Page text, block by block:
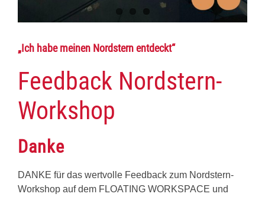
„Ich habe meinen Nordstern entdeckt“
Feedback Nordstern-
Workshop
Danke
DANKE für das wertvolle Feedback zum Nordstern-
Workshop auf dem FLOATING WORKSPACE und